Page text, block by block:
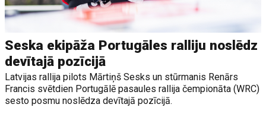
Seska ekipāža Portugāles ralliju noslēdz
devītajā pozīcijā
Latvijas rallija pilots Mārtiņš Sesks un stūrmanis Renārs
Francis svētdien Portugālē pasaules rallija čempionāta (WRC)
sesto posmu noslēdza devītajā pozīcijā.